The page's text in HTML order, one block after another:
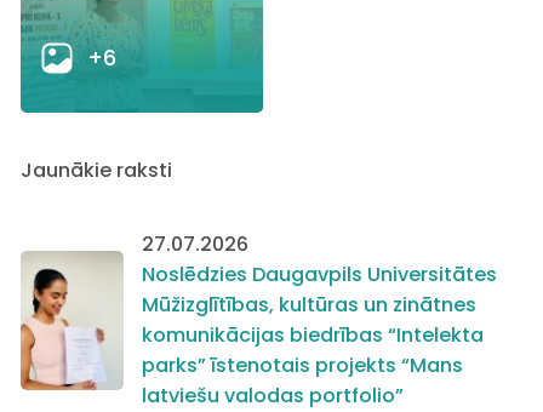
+6
Jaunākie raksti
27.07.2026
Noslēdzies Daugavpils Universitātes
Mūžizglītības, kultūras un zinātnes
komunikācijas biedrības “Intelekta
parks” īstenotais projekts “Mans
latviešu valodas portfolio”